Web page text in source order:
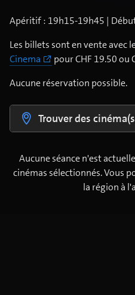
Apéritif : 19h15-19h45 |
Les billets sont en vente avec
Cinema
pour CHF 19.50 ou
Aucune réservation possible.
Trouver des
Aucune séance n'est
cinémas sélectionnés. Vous
la région à